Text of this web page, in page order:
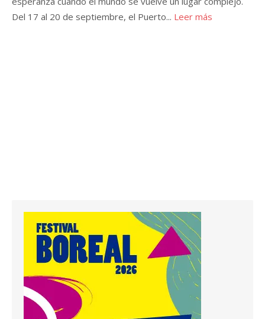
Del 17 al 20 de septiembre, el Puerto... Leer más